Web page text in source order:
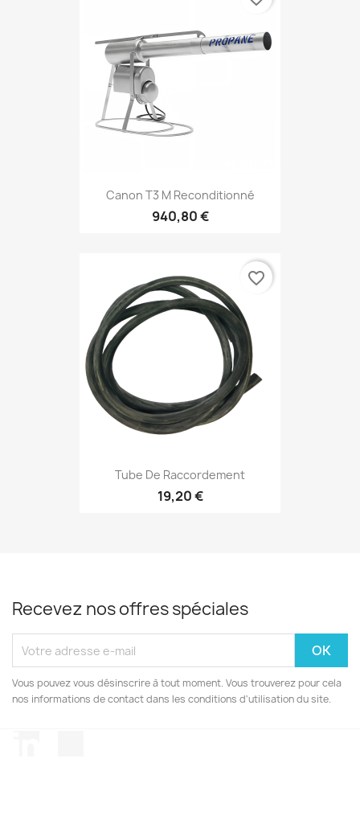
Canon T3 M Reconditionné
940,80 €
Tube De Raccordement
19,20 €
favorite_border
Recevez nos offres spéciales
Vous pouvez vous désinscrire à tout moment. Vous trouverez pour cela
nos informations de contact dans les conditions d'utilisation du site.